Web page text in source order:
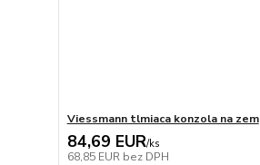
Viessmann tlmiaca konzola na zem
84,69 EUR/ks
68,85 EUR bez DPH